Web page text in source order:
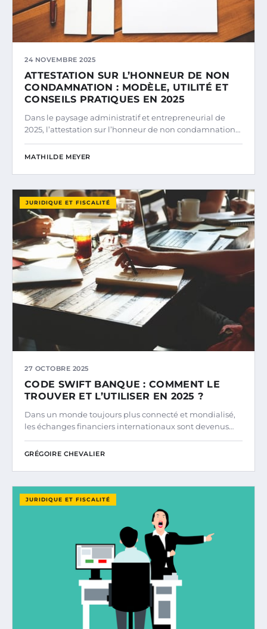
24 NOVEMBRE 2025
ATTESTATION SUR L’HONNEUR DE NON
CONDAMNATION : MODÈLE, UTILITÉ ET
CONSEILS PRATIQUES EN 2025
Dans le paysage administratif et entrepreneurial de
2025, l’attestation sur l’honneur de non condamnation…
MATHILDE MEYER
JURIDIQUE ET FISCALITÉ
27 OCTOBRE 2025
CODE SWIFT BANQUE : COMMENT LE
TROUVER ET L’UTILISER EN 2025 ?
Dans un monde toujours plus connecté et mondialisé,
les échanges financiers internationaux sont devenus…
GRÉGOIRE CHEVALIER
JURIDIQUE ET FISCALITÉ